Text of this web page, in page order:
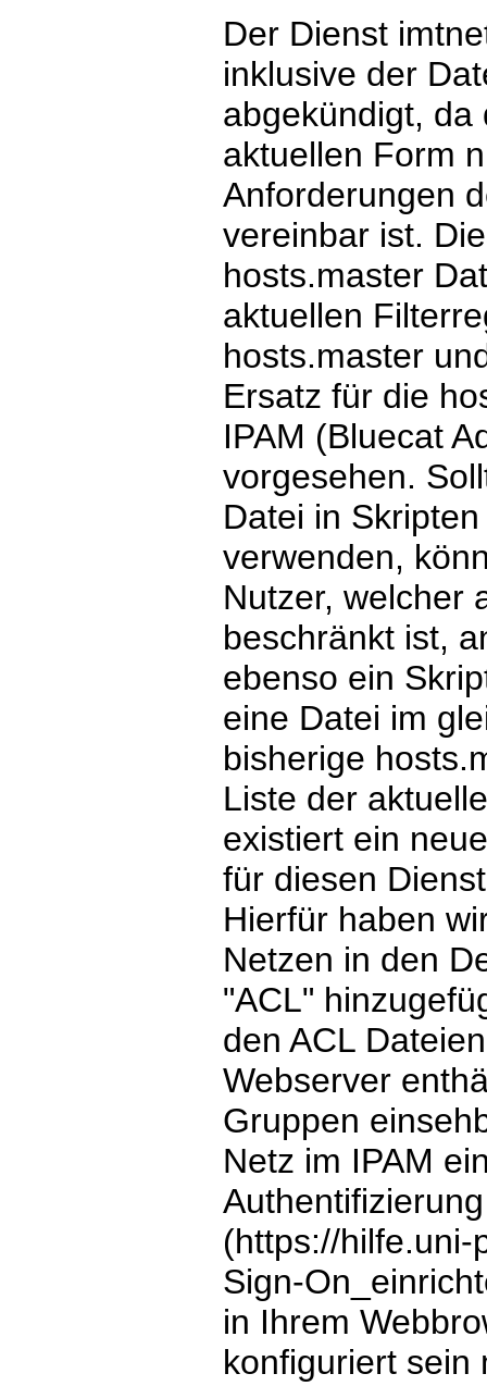
Der Dienst
inklusive der
abgekündigt, da
aktuellen Form
Anforderungen
vereinbar ist.
hosts.master
aktuellen
hosts.master
Ersatz für die
IPAM (Bluecat
vorgesehen.
Datei in
verwenden,
Nutzer, welcher
beschränkt ist,
ebenso ein
eine Datei im
bisherige
Liste der
existiert ein
für diesen
Hierfür haben
Netzen in den
"ACL"
den ACL
Webserver
Gruppen
Netz im IPAM
(https://
Sign-
in Ihrem
konfiguriert sein